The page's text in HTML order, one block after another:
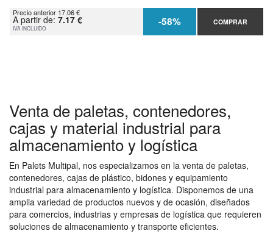
Precio anterior 17.06 €
A partir de: 7.17 €
IVA INCLUIDO -58% COMPRAR
Venta de paletas, contenedores,
cajas y material industrial para
almacenamiento y logística
En Palets Multipal, nos especializamos en la venta de paletas,
contenedores, cajas de plástico, bidones y equipamiento
industrial para almacenamiento y logística. Disponemos de una
amplia variedad de productos nuevos y de ocasión, diseñados
para comercios, industrias y empresas de logística que requieren
soluciones de almacenamiento y transporte eficientes.